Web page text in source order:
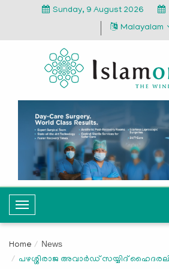
Sunday, 9 August 2026
Malayalam
T
o
g
l
Home News
പഴശ്ശിരാജ അവാര്‍ഡ് സയ്യിദ്